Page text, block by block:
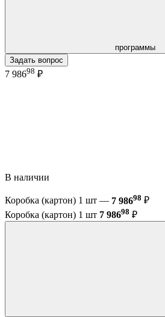
программы
Задать вопрос
7 98698 ₽
В наличии
Коробка (картон) 1 шт — 7 98698 ₽
Коробка (картон) 1 шт 7 98698 ₽